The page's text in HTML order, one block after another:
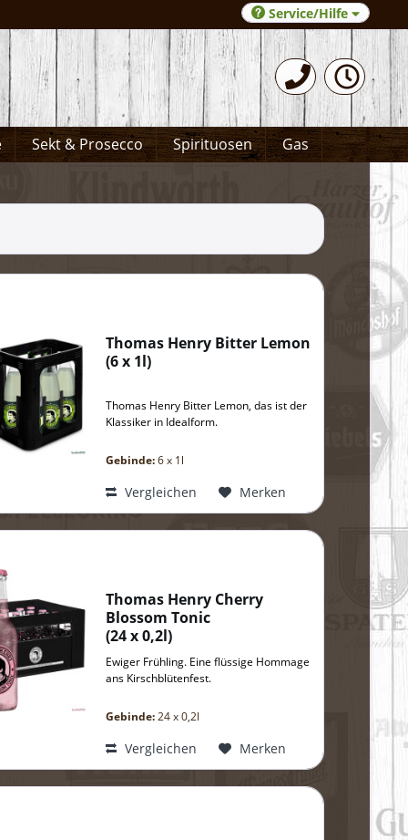
0531-372066
Service/Hilfe
Sekt & Prosecco Spirituosen Gas
Thomas Henry Bitter Lemon
(6 x 1l)
Thomas Henry Bitter Lemon, das ist der
Klassiker in Idealform.
Gebinde:6 x 1l
Vergleichen Merken
Thomas Henry Cherry
Blossom Tonic
(24 x 0,2l)
Ewiger Frühling. Eine flüssige Hommage
ans Kirschblütenfest.
Gebinde:24 x 0,2l
Vergleichen Merken